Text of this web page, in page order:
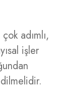
adımlı,
işler